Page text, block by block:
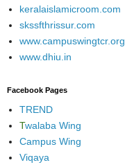
keralaislamicroom.com
skssfthrissur.com
www.campuswingtcr.org
www.dhiu.in
Facebook Pages
TREND
Twalaba Wing
Campus Wing
Viqaya